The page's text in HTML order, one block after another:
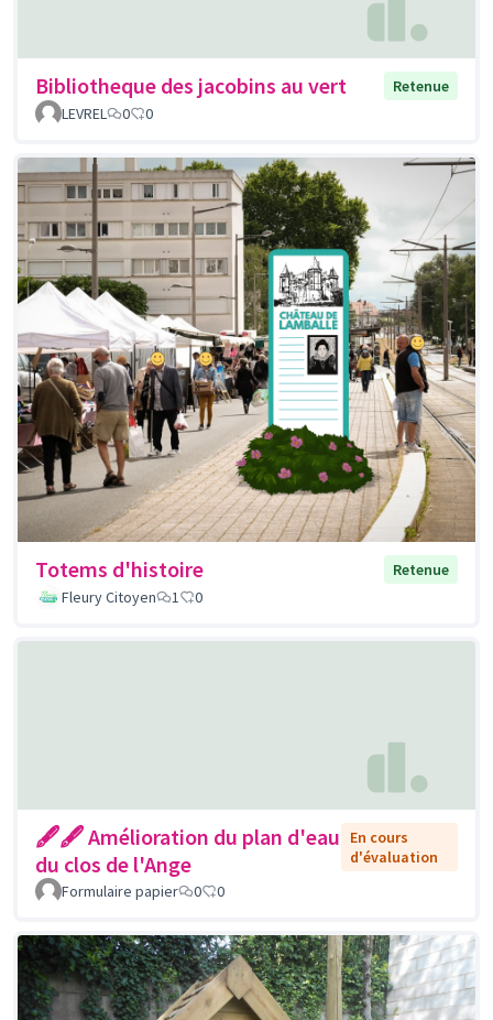
Bibliotheque des jacobins au vert
Retenue
LEVREL
0 0
Totems d'histoire
Retenue
Fleury Citoyen
1 0
🖋🖋 Amélioration du plan d'eau
du clos de l'Ange
En cours
d'évaluation
Formulaire papier
0 0